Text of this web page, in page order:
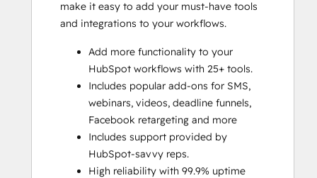
make it easy to add your must-have tools
and integrations to your workflows.
Add more functionality to your
HubSpot workflows with 25+ tools.
Includes popular add-ons for SMS,
webinars, videos, deadline funnels,
Facebook retargeting and more
Includes support provided by
HubSpot-savvy reps.
High reliability with 99.9% uptime